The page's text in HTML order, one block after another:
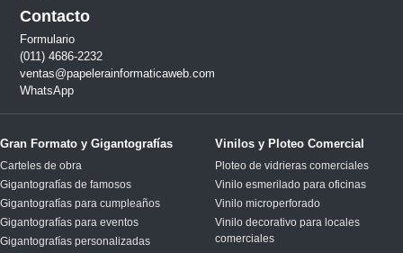
Contacto
Formulario
(011) 4686-2232
ventas@papelerainformaticaweb.com
WhatsApp
Gran Formato y Gigantografías
Carteles de obra
Gigantografías de famosos
Gigantografías para cumpleaños
Gigantografías para eventos
Gigantografías personalizadas
Vinilos y Ploteo Comercial
Ploteo de vidrieras comerciales
Vinilo esmerilado para oficinas
Vinilo microperforado
Vinilo decorativo para locales
comerciales